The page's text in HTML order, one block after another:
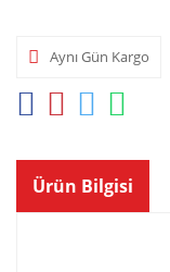
Aynı Gün Kargo
Ürün Bilgisi